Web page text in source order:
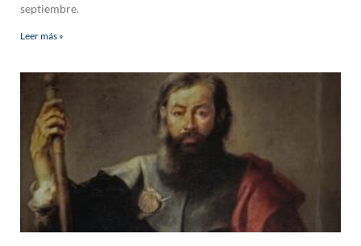
septiembre.
Leer más »